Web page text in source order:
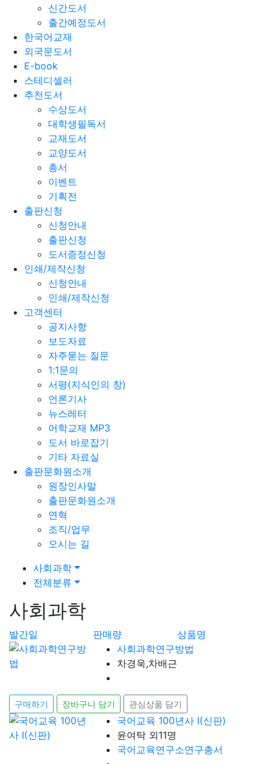
신간도서
출간예정도서
한국어교재
외국문도서
E-book
스테디셀러
추천도서
수상도서
대학생필독서
교재도서
교양도서
총서
이벤트
기획전
출판신청
신청안내
출판신청
도서증정신청
인쇄/제작신청
신청안내
인쇄/제작신청
고객센터
공지사항
보도자료
자주묻는 질문
1:1문의
서평(지식인의 창)
언론기사
뉴스레터
어학교재 MP3
도서 바로잡기
기타 자료실
출판문화원소개
원장인사말
출판문화원소개
연혁
조직/업무
오시는 길
사회과학
전체분류
사회과학
발간일 판매량
상품명
사회과학연구방법
차경욱,차배근
구매하기 장바구니 담기 관심상품 담기
국어교육 100년사 I(신판)
윤여탁 외11명
국어교육연구소연구총서